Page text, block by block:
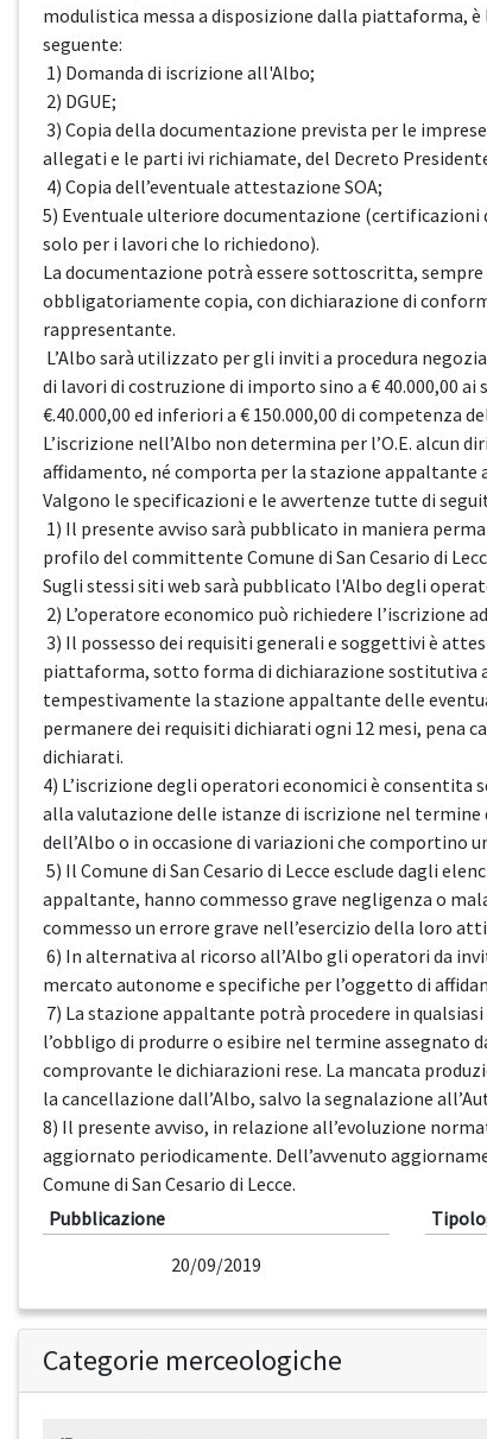
modulistica messa a disposizione dalla piattaforma, è
seguente:
1) Domanda di iscrizione all'Albo;
2) DGUE;
3) Copia della documentazione prevista per le
allegati e le parti ivi richiamate, del Decreto
4) Copia dell’eventuale attestazione SOA;
5) Eventuale ulteriore documentazione
solo per i lavori che lo richiedono).
La documentazione potrà essere sottoscritta,
obbligatoriamente copia, con dichiarazione di
rappresentante.
L’Albo sarà utilizzato per gli inviti a procedura
di lavori di costruzione di importo sino a € 40.000,00
€.40.000,00 ed inferiori a € 150.000,00 di competenza
L’iscrizione nell’Albo non determina per l’O.E. alcun
affidamento, né comporta per la stazione appaltante
Valgono le specificazioni e le avvertenze tutte di
1) Il presente avviso sarà pubblicato in maniera
profilo del committente Comune di San Cesario di
Sugli stessi siti web sarà pubblicato l'Albo degli
2) L’operatore economico può richiedere l’iscrizione
3) Il possesso dei requisiti generali e soggettivi è
piattaforma, sotto forma di dichiarazione sostitutiva
tempestivamente la stazione appaltante delle
permanere dei requisiti dichiarati ogni 12 mesi, pena
dichiarati.
4) L’iscrizione degli operatori economici è consentita
alla valutazione delle istanze di iscrizione nel
dell’Albo o in occasione di variazioni che comportino
5) Il Comune di San Cesario di Lecce esclude dagli
appaltante, hanno commesso grave negligenza o
commesso un errore grave nell’esercizio della loro
6) In alternativa al ricorso all’Albo gli operatori da
mercato autonome e specifiche per l’oggetto di
7) La stazione appaltante potrà procedere in
l’obbligo di produrre o esibire nel termine assegnato
comprovante le dichiarazioni rese. La mancata
la cancellazione dall’Albo, salvo la segnalazione
8) Il presente avviso, in relazione all’evoluzione
aggiornato periodicamente. Dell’avvenuto
Comune di San Cesario di Lecce.
Pubblicazione
20/09/2019
Categorie merceologiche